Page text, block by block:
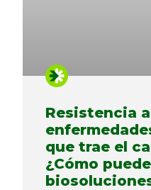
Resistencia
que trae el
¿Cómo